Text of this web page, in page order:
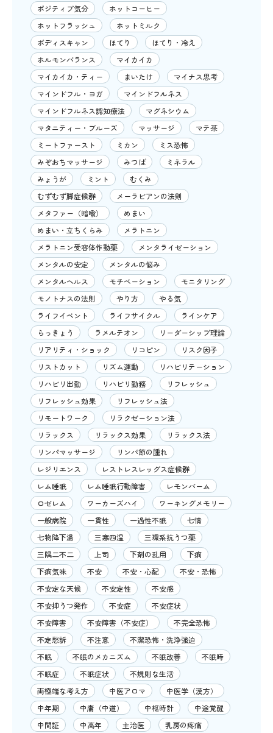
ポジティブ気分
ホットコーヒー
ホットフラッシュ
ホットミルク
ボディスキャン
ほてり
ほてり・冷え
ホルモンバランス
マイカイカ
マイカイカ・ティー
まいたけ
マイナス思考
マインドフル・ヨガ
マインドフルネス
マインドフルネス認知療法
マグネシウム
マタニティー・ブルーズ
マッサージ
マテ茶
ミートファースト
ミカン
ミス恐怖
みぞおちマッサージ
みつば
ミネラル
みょうが
ミント
むくみ
むずむず脚症候群
メーラビアンの法則
メタファー（暗喩）
めまい
めまい・立ちくらみ
メラトニン
メラトニン受容体作動薬
メンタライゼーション
メンタルの安定
メンタルの悩み
メンタルヘルス
モチベーション
モニタリング
モノトナスの法則
やり方
やる気
ライフイベント
ライフサイクル
ラインケア
らっきょう
ラメルテオン
リーダーシップ理論
リアリティ・ショック
リコピン
リスク因子
リストカット
リズム運動
リハビリテーション
リハビリ出勤
リハビリ勤務
リフレッシュ
リフレッシュ効果
リフレッシュ法
リモートワーク
リラクゼーション法
リラックス
リラックス効果
リラックス法
リンパマッサージ
リンパ節の腫れ
レジリエンス
レストレスレッグス症候群
レム睡眠
レム睡眠行動障害
レモンバーム
ロゼレム
ワーカーズハイ
ワーキングメモリー
一般病院
一貫性 一過性不眠
七情
七物降下湯
三寒四温
三環系抗うつ薬
三隅二不二
上司 下剤の乱用
下痢
下痢気味
不安 不安・心配
不安・恐怖
不安定な天候
不安定性
不安感
不安抑うつ発作
不安症
不安症状
不安障害
不安障害（不安症）
不完全恐怖
不定愁訴
不注意
不潔恐怖・洗浄強迫
不眠
不眠のメカニズム 不眠改善
不眠時
不眠症
不眠症状
不規則な生活
両極端な考え方
中医アロマ
中医学（漢方）
中年期
中庸（中道） 中枢時計
中途覚醒
中間証
中高年 主治医 乳房の疼痛